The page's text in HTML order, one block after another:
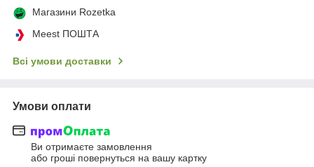
Магазини Rozetka
Meest ПОШТА
Всі умови доставки
Умови оплати
Ви отримаєте замовлення
або гроші повернуться на вашу картку